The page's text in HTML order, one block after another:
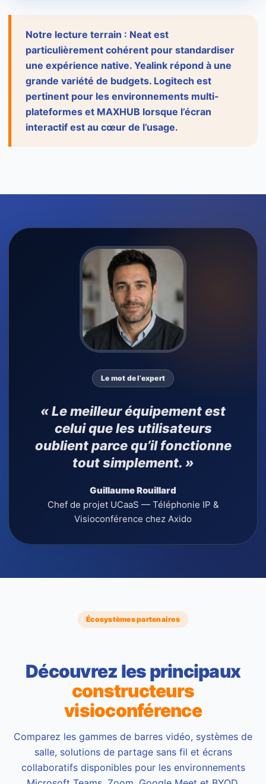
Notre lecture terrain : Neat est
particulièrement cohérent pour standardiser
une expérience native. Yealink répond à une
grande variété de budgets. Logitech est
pertinent pour les environnements multi-
plateformes et MAXHUB lorsque l’écran
interactif est au cœur de l’usage.
Le mot de l’expert
« Le meilleur équipement est
celui que les utilisateurs
oublient parce qu’il fonctionne
tout simplement. »
Guillaume Rouillard
Chef de projet UCaaS — Téléphonie IP &
Visioconférence chez Axido
Écosystèmes partenaires
Découvrez les principaux
constructeurs
visioconférence
Comparez les gammes de barres vidéo, systèmes de
salle, solutions de partage sans fil et écrans
collaboratifs disponibles pour les environnements